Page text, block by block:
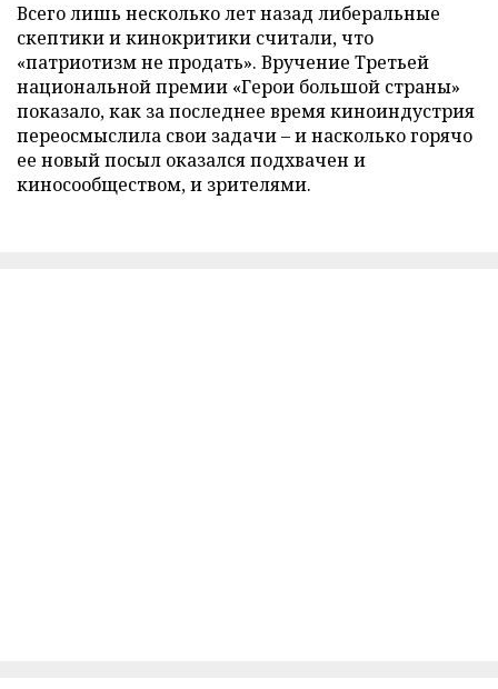
Всего лишь несколько лет назад либеральные
скептики и кинокритики считали, что
«патриотизм не продать». Вручение Третьей
национальной премии «Герои большой страны»
показало, как за последнее время киноиндустрия
переосмыслила свои задачи – и насколько горячо
ее новый посыл оказался подхвачен и
киносообществом, и зрителями.